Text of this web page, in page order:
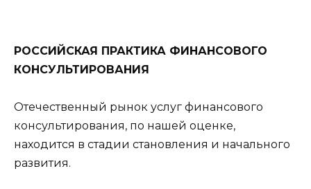
РОССИЙСКАЯ ПРАКТИКА ФИНАНСОВОГО
КОНСУЛЬТИРОВАНИЯ
Отечественный рынок услуг финансового
консультирования, по нашей оценке,
находится в стадии становления и начального
развития.